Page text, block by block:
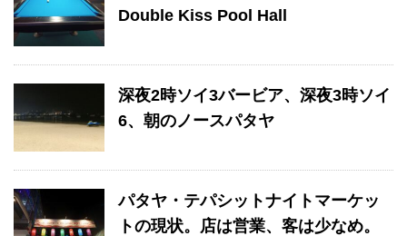
Double Kiss Pool Hall
深夜2時ソイ3バービア、深夜3時ソイ
6、朝のノースパタヤ
パタヤ・テパシットナイトマーケッ
トの現状。店は営業、客は少なめ。